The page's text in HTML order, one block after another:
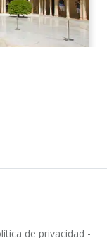
de privacidad -